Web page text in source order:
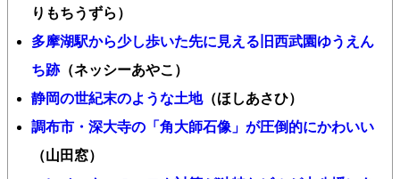
りもちうずら）
多摩湖駅から少し歩いた先に見える旧西武園ゆうえん
ち跡（ネッシーあやこ）
静岡の世紀末のような土地（ほしあさひ）
調布市・深大寺の「角大師石像」が圧倒的にかわいい
（山田窓）